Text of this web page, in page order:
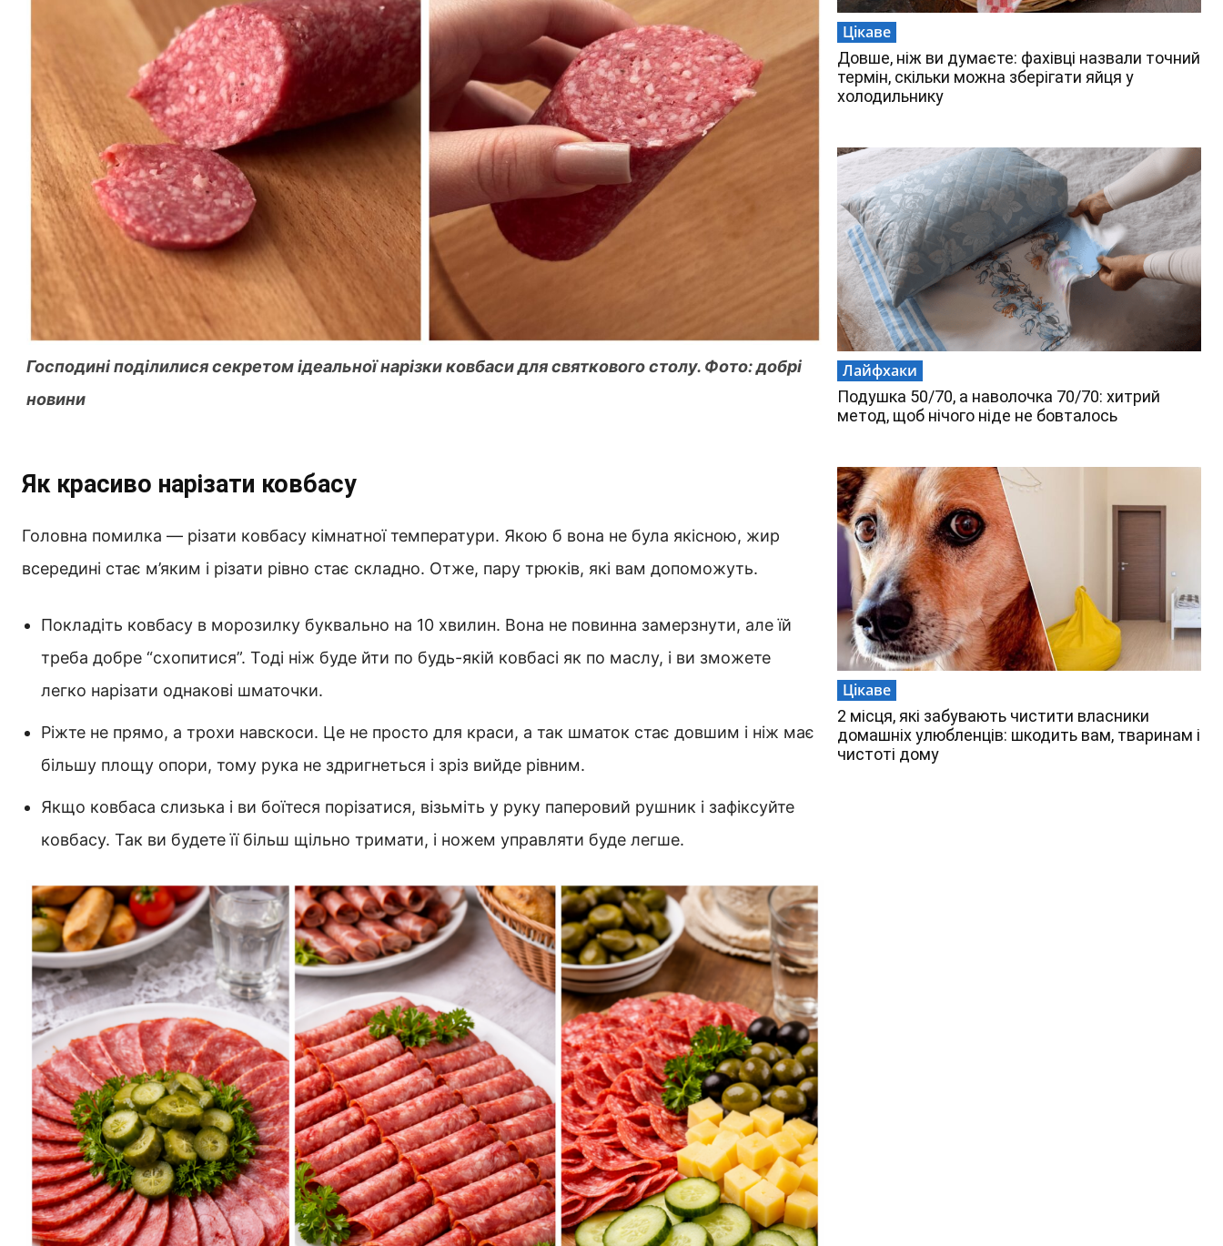
Господині поділилися секретом ідеальної нарізки ковбаси для святкового столу. Фото: добрі
новини
Як красиво нарізати ковбасу
Головна помилка — різати ковбасу кімнатної температури. Якою б вона не була якісною, жир
всередині стає м’яким і різати рівно стає складно. Отже, пару трюків, які вам допоможуть.
Покладіть ковбасу в морозилку буквально на 10 хвилин. Вона не повинна замерзнути, але їй
треба добре “схопитися”. Тоді ніж буде йти по будь-якій ковбасі як по маслу, і ви зможете
легко нарізати однакові шматочки.
Ріжте не прямо, а трохи навскоси. Це не просто для краси, а так шматок стає довшим і ніж має
більшу площу опори, тому рука не здригнеться і зріз вийде рівним.
Якщо ковбаса слизька і ви боїтеся порізатися, візьміть у руку паперовий рушник і зафіксуйте
ковбасу. Так ви будете її більш щільно тримати, і ножем управляти буде легше.
Цікаве
Довше, ніж ви думаєте: фахівці назвали точний
термін, скільки можна зберігати яйця у
холодильнику
Лайфхаки
Подушка 50/70, а наволочка 70/70: хитрий
метод, щоб нічого ніде не бовталось
Цікаве
2 місця, які забувають чистити власники
домашніх улюбленців: шкодить вам, тваринам і
чистоті дому